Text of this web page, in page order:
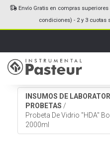
Envío Gratis en compras
condiciones) - 2 y 3 cuotas
INSUMOS DE
PROBETAS /
Probeta De Vidrio "HDA"
2000ml